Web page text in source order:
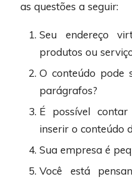
as questões a seguir:
Seu endereço
produtos ou
O conteúdo pode
parágrafos?
É possível
inserir o conteúdo
Sua empresa é
Você está